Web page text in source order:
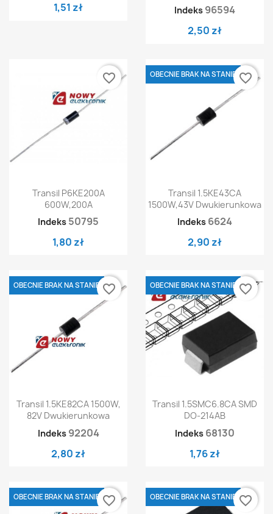
1,51 zł
Indeks 96594
2,50 zł
Transil P6KE200A
600W,200A
Indeks 50795
1,80 zł
favorite_border
Transil 1.5KE43CA
1500W,43V Dwukierunkowa
Indeks 6624
2,90 zł
OBECNIE BRAK NA STANIE favorite_border
Transil 1.5KE82CA 1500W,
82V Dwukierunkowa
Indeks 92204
2,80 zł
OBECNIE BRAK NA STANIE favorite_border
Transil 1.5SMC6.8CA SMD
DO-214AB
Indeks 68130
1,76 zł
OBECNIE BRAK NA STANIE favorite_border
OBECNIE BRAK NA STANIE favorite_border OBECNIE BRAK NA STANIE favorite_border